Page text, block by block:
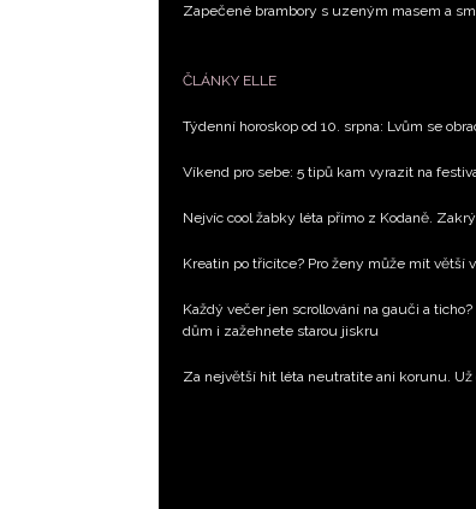
Zapečené brambory s uzeným masem a
ČLÁNKY ELLE
Týdenní horoskop od 10. srpna: Lvům se
Víkend pro sebe: 5 tipů kam vyrazit na
Nejvíc cool žabky léta přímo z Kodaně.
Kreatin po třicítce? Pro ženy může mít větší
Každý večer jen scrollování na gauči a
dům i zažehnete starou jiskru
Za největší hit léta neutratíte ani korunu. Už